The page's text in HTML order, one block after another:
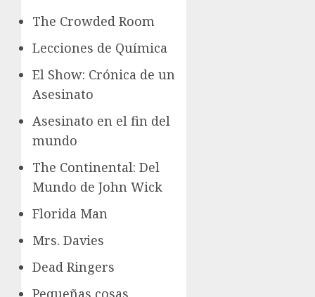
The Crowded Room
Lecciones de Química
El Show: Crónica de un
Asesinato
Asesinato en el fin del
mundo
The Continental: Del
Mundo de John Wick
Florida Man
Mrs. Davies
Dead Ringers
Pequeñas cosas